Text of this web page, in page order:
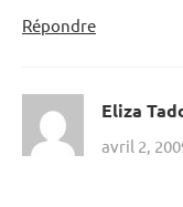
Répondre
Eliza
avril 2,